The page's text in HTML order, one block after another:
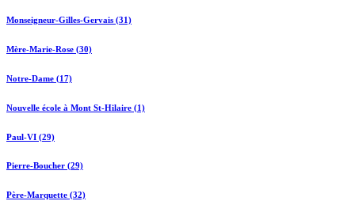
Monseigneur-Gilles-Gervais (31)
Mère-Marie-Rose (30)
Notre-Dame (17)
Nouvelle école à Mont St-Hilaire (1)
Paul-VI (29)
Pierre-Boucher (29)
Père-Marquette (32)